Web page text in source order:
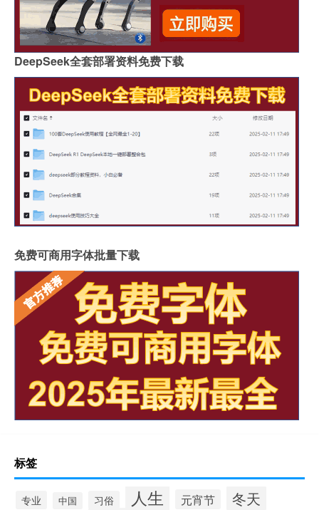
DeepSeek全套部署资料免费下载
免费可商用字体批量下载
标签
专业 中国 习俗 人生 元宵节 冬天